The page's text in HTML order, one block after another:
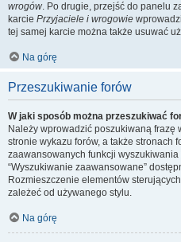
wrogów. Po drugie, przejść do panelu
karcie Przyjaciele i wrogowie
tej samej karcie można także usuwać
Na górę
Przeszukiwanie forów
W jaki sposób można przeszukiwać
Należy wprowadzić poszukiwaną
stronie wykazu forów, a także stronach
zaawansowanych funkcji
“Wyszukiwanie zaawansowane”
Rozmieszczenie elementów
zależeć od używanego stylu.
Na górę